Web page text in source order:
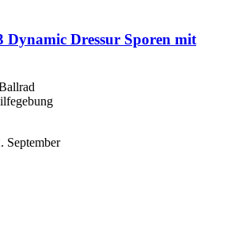
Dynamic Dressur Sporen mit
September